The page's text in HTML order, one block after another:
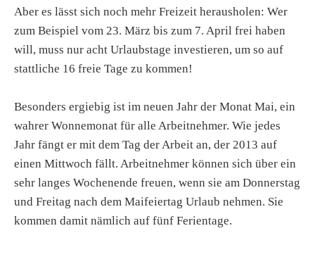
Aber es lässt sich noch mehr Freizeit herausholen: Wer
zum Beispiel vom 23. März bis zum 7. April frei haben
will, muss nur acht Urlaubstage investieren, um so auf
stattliche 16 freie Tage zu kommen!
Besonders ergiebig ist im neuen Jahr der Monat Mai, ein
wahrer Wonnemonat für alle Arbeitnehmer. Wie jedes
Jahr fängt er mit dem Tag der Arbeit an, der 2013 auf
einen Mittwoch fällt. Arbeitnehmer können sich über ein
sehr langes Wochenende freuen, wenn sie am Donnerstag
und Freitag nach dem Maifeiertag Urlaub nehmen. Sie
kommen damit nämlich auf fünf Ferientage.